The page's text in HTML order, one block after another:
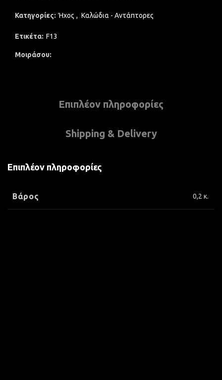
Κατηγορίες: Ήχος , Καλώδια - Αντάπτορες
Ετικέτα: F13
Μοιράσου
Επιπλέον πληροφορίες
Shipping & Delivery
Επιπλέον πληροφορίες
Βάρος 0,2 κ.